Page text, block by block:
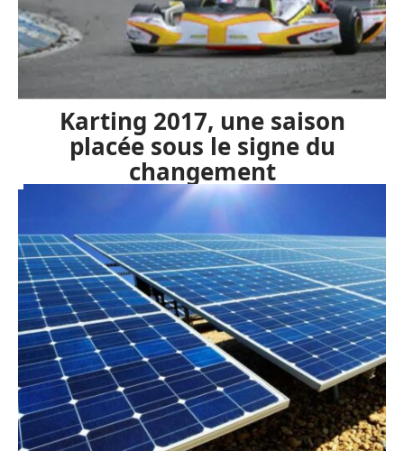
Karting 2017, une saison
placée sous le signe du
changement